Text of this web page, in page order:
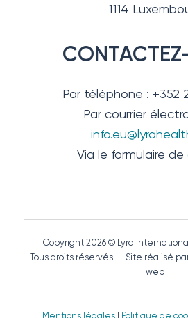
1114
Par téléphone : +352
Par courrier
Via le formulaire de
Copyright 2026 © Lyra
Tous droits réservés. – Site réalisé
web
Mentions légales| Politique de